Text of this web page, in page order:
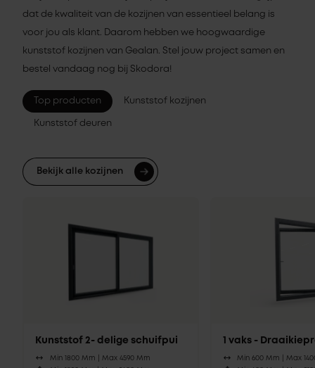
dat de kwaliteit van de kozijnen van essentieel belang is
voor jou als klant. Daarom hebben we hoogwaardige
kunststof kozijnen van Gealan. Stel jouw project samen en
bestel vandaag nog bij Skodora!
Top producten Kunststof kozijnen
Kunststof deuren
Bekijk alle kozijnen
Kunststof 2- delige schuifpui
Min 1800 Mm | Max 4590 Mm
1 vaks -
Min 600 Mm |Max